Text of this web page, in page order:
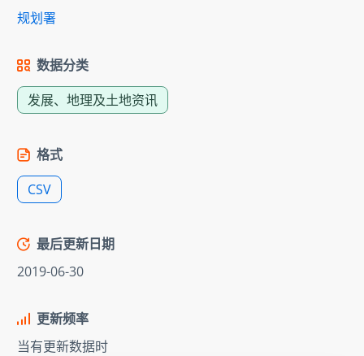
规划署
数据分类
发展、地理及土地资讯
格式
CSV
最后更新日期
2019-06-30
更新频率
当有更新数据时